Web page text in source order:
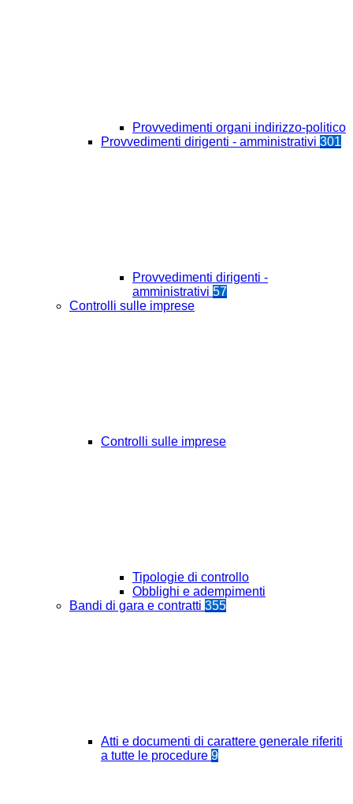
Provvedimenti organi indirizzo-politico
Provvedimenti dirigenti - amministrativi 301
Provvedimenti dirigenti -
amministrativi 57
Controlli sulle imprese
Controlli sulle imprese
Tipologie di controllo
Obblighi e adempimenti
Bandi di gara e contratti 355
Atti e documenti di carattere generale riferiti
a tutte le procedure 9